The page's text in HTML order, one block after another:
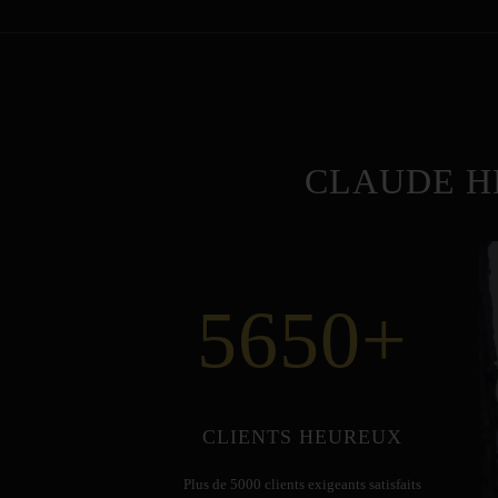
CLAUDE
5650+
CLIENTS HEUREUX
Plus de 5000 clients exigeants satisfaits